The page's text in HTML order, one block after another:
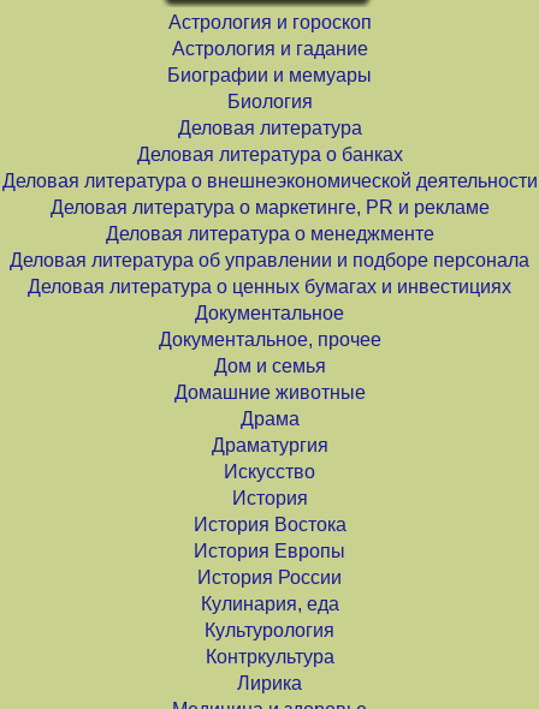
Астрология и гороскоп
Астрология и гадание
Биографии и мемуары
Биология
Деловая литература
Деловая литература о банках
Деловая литература о внешнеэкономической деятельности
Деловая литература о маркетинге, PR и рекламе
Деловая литература о менеджменте
Деловая литература об управлении и подборе персонала
Деловая литература о ценных бумагах и инвестициях
Документальное
Документальное, прочее
Дом и семья
Домашние животные
Драма
Драматургия
Искусство
История
История Востока
История Европы
История России
Кулинария, еда
Культурология
Контркультура
Лирика